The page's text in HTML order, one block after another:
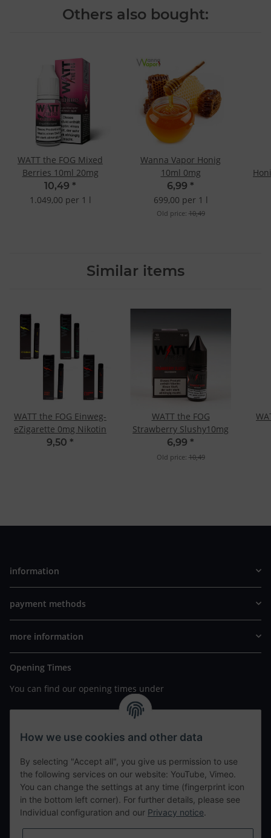
Others also bought:
WATT the FOG Mixed
Berries 10ml 20mg
10,49 *
1.049,00 per 1 l
Wanna Vapor Honig
10ml 0mg
6,99 *
699,00 per 1 l
Old price: 10,49
Similar items
WATT the FOG Einweg-
eZigarette 0mg Nikotin
9,50 *
WATT the FOG
Strawberry Slushy10mg
6,99 *
Old price: 10,49
information
payment methods
more information
Opening Times
You can find our opening times under
https://www.wannavapor.de/Filialen
your personal site
contact details
tweet
teilen
How we use cookies and other data
By selecting "Accept all", you give us permission to use
the following services on our website: YouTube, Vimeo.
You can change the settings at any time (fingerprint icon
in the bottom left corner). For further details, please see
Individual configuration and our Privacy notice.